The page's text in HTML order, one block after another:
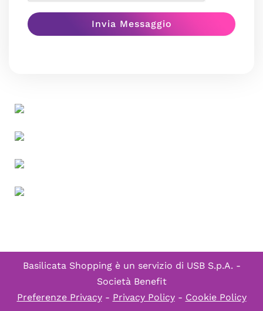
Basilicata Shopping è un servizio di USB S.p.A. -
Società Benefit
Preferenze Privacy- Privacy Policy- Cookie Policy